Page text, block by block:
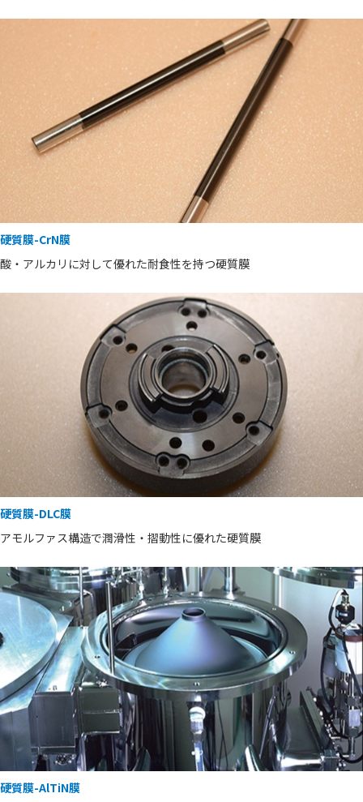
硬質膜-CrN膜
酸・アルカリに対して優れた耐食性を持つ硬質膜
硬質膜-DLC膜
アモルファス構造で潤滑性・摺動性に優れた硬質膜
硬質膜-AlTiN膜